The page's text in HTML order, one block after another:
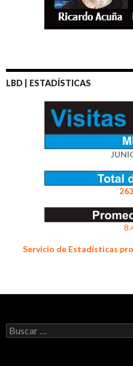
LBD | ESTADÍSTICAS
Servicio de Estadísticas
Buscar: